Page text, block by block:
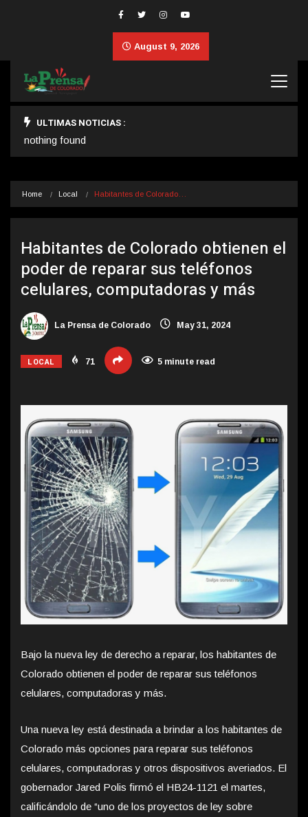
August 9, 2026
ULTIMAS NOTICIAS :
nothing found
Home Local Habitantes de Colorado…
Habitantes de Colorado obtienen el
poder de reparar sus teléfonos
celulares, computadoras y más
La Prensa de Colorado May 31, 2024
LOCAL 71 5 minute read
Bajo la nueva ley de derecho a reparar, los habitantes de
Colorado obtienen el poder de reparar sus teléfonos
celulares, computadoras y más.
Una nueva ley está destinada a brindar a los habitantes de
Colorado más opciones para reparar sus teléfonos
celulares, computadoras y otros dispositivos averiados. El
gobernador Jared Polis firmó el HB24-1121 el martes,
calificándolo de “uno de los proyectos de ley sobre